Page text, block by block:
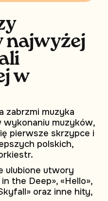
najwyżej
w
zabrzmi muzyka
wykonaniu muzyków,
pierwsze skrzypce i
polskich,
ulubione utwory
the Deep», «Hello»,
oraz inne hity,